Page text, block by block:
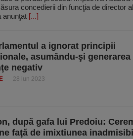
concedierii din funcţia de director
anunţat [...]
a ignorat principii
asumându-şi generarea
negativ
28 iun 2023
după gafa lui Predoiu:
faţă de imixtiunea